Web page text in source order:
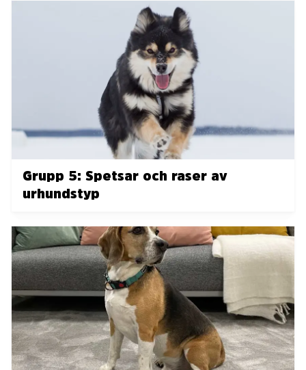
Grupp 5: Spetsar och raser av
urhundstyp